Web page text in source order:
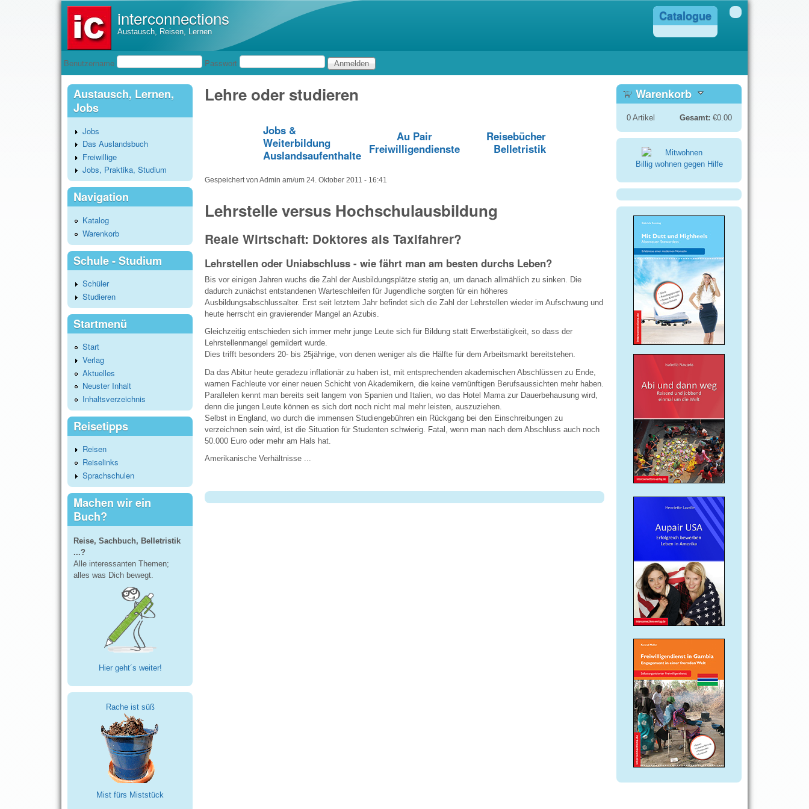
interconnections
Austausch, Reisen, Lernen
Catalogue
Benutzeranmeldung
Benutzername Passwort
Lehre oder studieren
Jobs &
Weiterbildung
Auslandsaufenthalte
Au Pair
Freiwilligendienste
Reisebücher
Belletristik
Gespeichert von Admin am/um 24. Oktober 2011 - 16:41
Lehrstelle versus Hochschulausbildung
Reale Wirtschaft: Doktores als Taxifahrer?
Lehrstellen oder Uniabschluss - wie fährt man am besten durchs Leben?
Bis vor einigen Jahren wuchs die Zahl der Ausbildungsplätze stetig an, um danach allmählich zu sinken. Die
dadurch zunächst entstandenen Warteschleifen für Jugendliche sorgten für ein höheres
Ausbildungsabschlussalter. Erst seit letztem Jahr befindet sich die Zahl der Lehrstellen wieder im Aufschwung und
heute herrscht ein gravierender Mangel an Azubis.
Gleichzeitig entschieden sich immer mehr junge Leute sich für Bildung statt Erwerbstätigkeit, so dass der
Lehrstellenmangel gemildert wurde.
Dies trifft besonders 20- bis 25jährige, von denen weniger als die Hälfte für dem Arbeitsmarkt bereitstehen.
Da das Abitur heute geradezu inflationär zu haben ist, mit entsprechenden akademischen Abschlüssen zu Ende,
warnen Fachleute vor einer neuen Schicht von Akademikern, die keine vernünftigen Berufsaussichten mehr haben.
Parallelen kennt man bereits seit langem von Spanien und Italien, wo das Hotel Mama zur Dauerbehausung wird,
denn die jungen Leute können es sich dort noch nicht mal mehr leisten, auszuziehen.
Selbst in England, wo durch die immensen Studiengebühren ein Rückgang bei den Einschreibungen zu
verzeichnen sein wird, ist die Situation für Studenten schwierig. Fatal, wenn man nach dem Abschluss auch noch
50.000 Euro oder mehr am Hals hat.
Amerikanische Verhältnisse ...
Austausch, Lernen,
Jobs
Jobs
Das Auslandsbuch
Freiwillige
Jobs, Praktika, Studium
Navigation
Katalog
Warenkorb
Schule - Studium
Schüler
Studieren
Startmenü
Start
Verlag
Aktuelles
Neuster Inhalt
Inhaltsverzeichnis
Reisetipps
Reisen
Reiselinks
Sprachschulen
Machen wir ein
Buch?
Reise, Sachbuch, Belletristik
...?
Alle interessanten Themen;
alles was Dich bewegt.
Hier geht´s weiter!
Rache ist süß
Mist fürs Miststück
Warenkorb
0Artikel Gesamt: €0.00
Billig wohnen gegen Hilfe